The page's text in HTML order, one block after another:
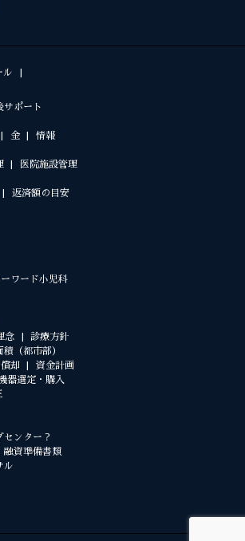
ル
サポート
金
情報
医院施設管理
返済額の目安
ーワード小児科
念
診療方針
積（都市部）
却
資金計画
器選定・購入
センター？
融資準備書類
ル